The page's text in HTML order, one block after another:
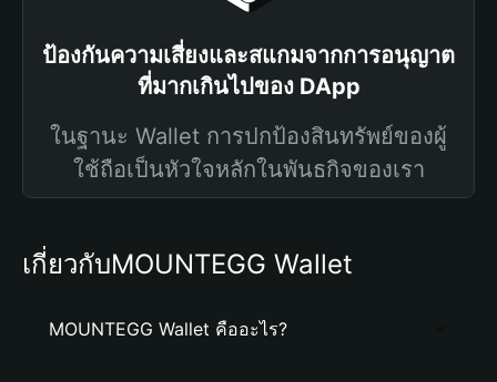
ป้องกันความเสี่ยงและสแกมจากการอนุญาต
ที่มากเกินไปของ DApp
ในฐานะ Wallet การปกป้องสินทรัพย์ของผู้
ใช้ถือเป็นหัวใจหลักในพันธกิจของเรา
เกี่ยวกับMOUNTEGG Wallet
MOUNTEGG Wallet คืออะไร?